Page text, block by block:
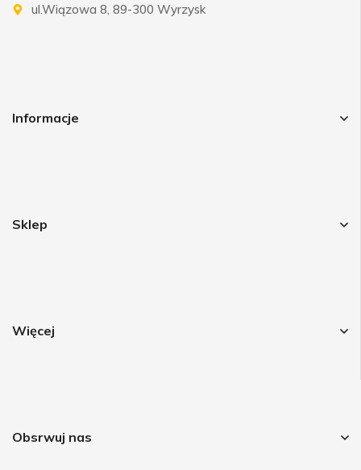
ul.Wiązowa 8, 89-300 Wyrzysk
Informacje
Sklep
Więcej
Obsrwuj nas